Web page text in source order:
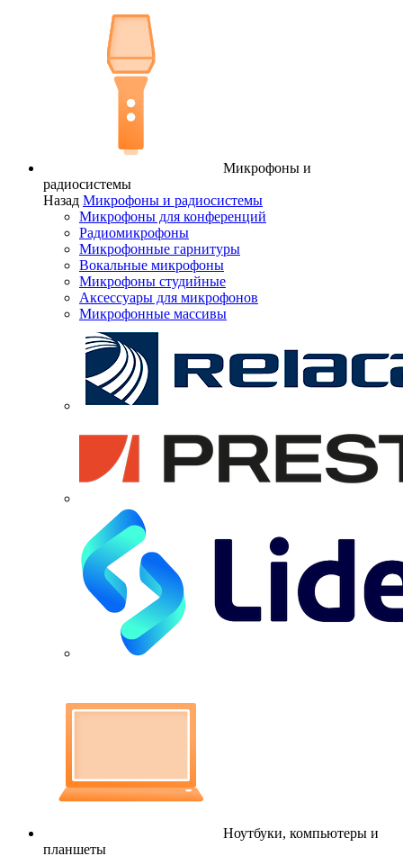
Микрофоны и
радиосистемы
Назад Микрофоны и радиосистемы
Микрофоны для конференций
Радиомикрофоны
Микрофонные гарнитуры
Вокальные микрофоны
Микрофоны студийные
Аксессуары для микрофонов
Микрофонные массивы
Ноутбуки, компьютеры и
планшеты